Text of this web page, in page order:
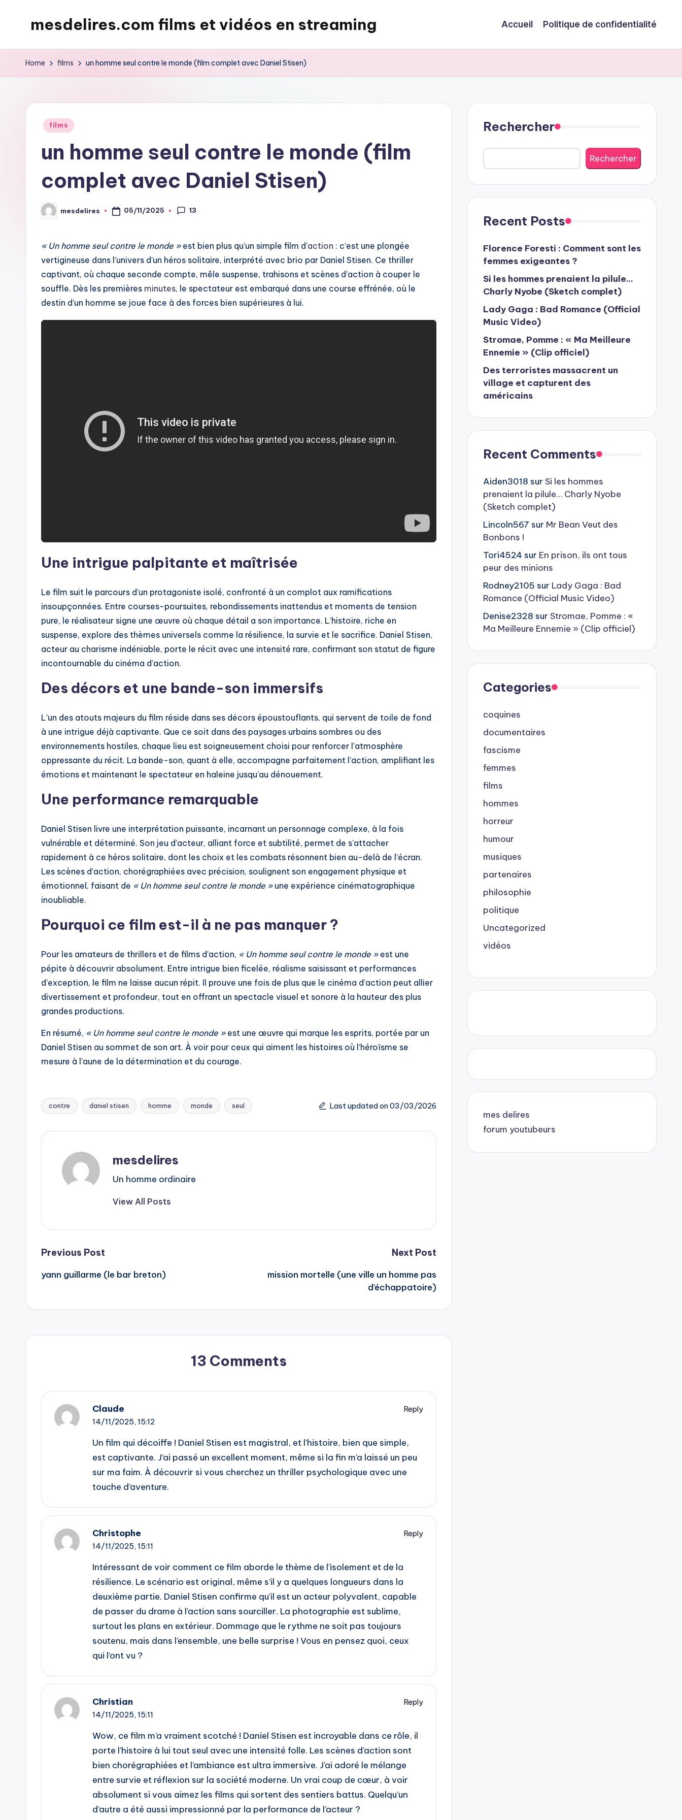
mesdelires.com films et vidéos en streaming
:
video
complet
français
Accueil Politique de confidentialité
Home films un homme seul contre le monde (film complet avec Daniel Stisen)
Posted
films
un homme seul contre le monde (film
complet avec Daniel Stisen)
Posted
by
mesdelires 05/11/2025 13
« Un homme seul contre le monde »est bien plus qu’un simple film d’action : c’est une plongée
vertigineuse dans l’univers d’un héros solitaire, interprété avec brio par Daniel Stisen. Ce thriller
captivant, où chaque seconde compte, mêle suspense, trahisons et scènes d’action à couper le
souffle. Dès les premières minutes, le spectateur est embarqué dans une course effrénée, où le
destin d’un homme se joue face à des forces bien supérieures à lui.
Une intrigue palpitante et maîtrisée
Le film suit le parcours d’un protagoniste isolé, confronté à un complot aux ramifications
insoupçonnées. Entre courses-poursuites, rebondissements inattendus et moments de tension
pure, le réalisateur signe une œuvre où chaque détail a son importance. L’histoire, riche en
suspense, explore des thèmes universels comme la résilience, la survie et le sacrifice. Daniel Stisen,
acteur au charisme indéniable, porte le récit avec une intensité rare, confirmant son statut de figure
incontournable du cinéma d’action.
Des décors et une bande-son immersifs
L’un des atouts majeurs du film réside dans ses décors époustouflants, qui servent de toile de fond
à une intrigue déjà captivante. Que ce soit dans des paysages urbains sombres ou des
environnements hostiles, chaque lieu est soigneusement choisi pour renforcer l’atmosphère
oppressante du récit. La bande-son, quant à elle, accompagne parfaitement l’action, amplifiant les
émotions et maintenant le spectateur en haleine jusqu’au dénouement.
Une performance remarquable
Daniel Stisen livre une interprétation puissante, incarnant un personnage complexe, à la fois
vulnérable et déterminé. Son jeu d’acteur, alliant force et subtilité, permet de s’attacher
rapidement à ce héros solitaire, dont les choix et les combats résonnent bien au-delà de l’écran.
Les scènes d’action, chorégraphiées avec précision, soulignent son engagement physique et
émotionnel, faisant de « Un homme seul contre le monde »une expérience cinématographique
inoubliable.
Pourquoi ce film est-il à ne pas manquer ?
Pour les amateurs de thrillers et de films d’action, « Un homme seul contre le monde »est une
pépite à découvrir absolument. Entre intrigue bien ficelée, réalisme saisissant et performances
d’exception, le film ne laisse aucun répit. Il prouve une fois de plus que le cinéma d’action peut allier
divertissement et profondeur, tout en offrant un spectacle visuel et sonore à la hauteur des plus
grandes productions.
En résumé, « Un homme seul contre le monde »est une œuvre qui marque les esprits, portée par un
Daniel Stisen au sommet de son art. À voir pour ceux qui aiment les histoires où l’héroïsme se
mesure à l’aune de la détermination et du courage.
Tags:
contre daniel stisen homme monde seul Last updated on 03/03/2026
mesdelires
Un homme ordinaire
View All Posts
Post
navigation
Previous Post
yann guillarme (le bar breton)
Next Post
mission mortelle (une ville un homme pas
d’échappatoire)
13 Comments
Claude
Reply
14/11/2025, 15:12
Un film qui décoiffe ! Daniel Stisen est magistral, et l’histoire, bien que simple,
est captivante. J’ai passé un excellent moment, même si la fin m’a laissé un peu
sur ma faim. À découvrir si vous cherchez un thriller psychologique avec une
touche d’aventure.
Christophe
Reply
14/11/2025, 15:11
Intéressant de voir comment ce film aborde le thème de l’isolement et de la
résilience. Le scénario est original, même s’il y a quelques longueurs dans la
deuxième partie. Daniel Stisen confirme qu’il est un acteur polyvalent, capable
de passer du drame à l’action sans sourciller. La photographie est sublime,
surtout les plans en extérieur. Dommage que le rythme ne soit pas toujours
soutenu, mais dans l’ensemble, une belle surprise ! Vous en pensez quoi, ceux
qui l’ont vu ?
Christian
Reply
14/11/2025, 15:11
Wow, ce film m’a vraiment scotché ! Daniel Stisen est incroyable dans ce rôle, il
porte l’histoire à lui tout seul avec une intensité folle. Les scènes d’action sont
bien chorégraphiées et l’ambiance est ultra immersive. J’ai adoré le mélange
entre survie et réflexion sur la société moderne. Un vrai coup de cœur, à voir
absolument si vous aimez les films qui sortent des sentiers battus. Quelqu’un
d’autre a été aussi impressionné par la performance de l’acteur ?
Rechercher
Rechercher
Recent Posts
Florence Foresti : Comment sont les
femmes exigeantes ?
Si les hommes prenaient la pilule…
Charly Nyobe (Sketch complet)
Lady Gaga : Bad Romance (Official
Music Video)
Stromae, Pomme : « Ma Meilleure
Ennemie » (Clip officiel)
Des terroristes massacrent un
village et capturent des
américains
Recent Comments
Aiden3018 sur Si les hommes
prenaient la pilule… Charly Nyobe
(Sketch complet)
Lincoln567 sur Mr Bean Veut des
Bonbons !
Tori4524 sur En prison, ils ont tous
peur des minions
Rodney2105 sur Lady Gaga : Bad
Romance (Official Music Video)
Denise2328 sur Stromae, Pomme : «
Ma Meilleure Ennemie » (Clip officiel)
Categories
coquines
documentaires
fascisme
femmes
films
hommes
horreur
humour
musiques
partenaires
philosophie
politique
Uncategorized
vidéos
mes delires
forum youtubeurs